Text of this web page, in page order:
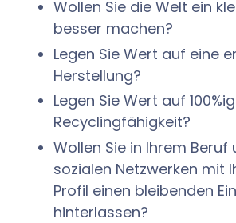
Wollen Sie die Welt ein
besser machen?
Legen Sie Wert auf eine
Herstellung?
Legen Sie Wert auf
Recyclingfähigkeit?
Wollen Sie in Ihrem Beruf
sozialen Netzwerken mit
Profil einen bleibenden
hinterlassen?